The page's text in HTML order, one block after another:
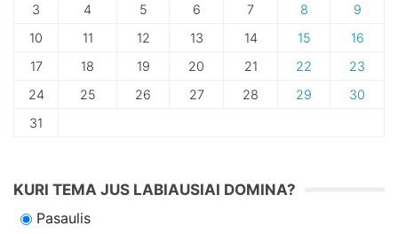
3
4 5 6 7 8
9
10
11 12 13 14 15
16
17
18 19 20 21 22
23
24
25 26 27 28 29
30
31
KURI TEMA JUS LABIAUSIAI DOMINA?
Pasaulis